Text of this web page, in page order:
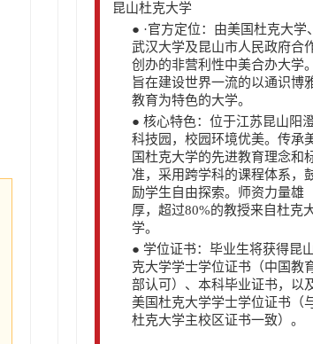
昆山杜克大学
● ·官方定位：由美国杜克大学、
武汉大学及昆山市人民政府合
创办的非营利性中美合办大学。
旨在建设世界一流的以通识博
教育为特色的大学。
● 核心特色：位于江苏昆山阳
科技园，校园环境优美。传承
国杜克大学的先进教育理念和
准，采用跨学科的课程体系，
励学生自由探索。师资力量雄
厚，超过80%的教授来自杜克
学。
● 学位证书：毕业生将获得昆
克大学学士学位证书（中国教
部认可）、本科毕业证书，以
美国杜克大学学士学位证书（
杜克大学主校区证书一致）。